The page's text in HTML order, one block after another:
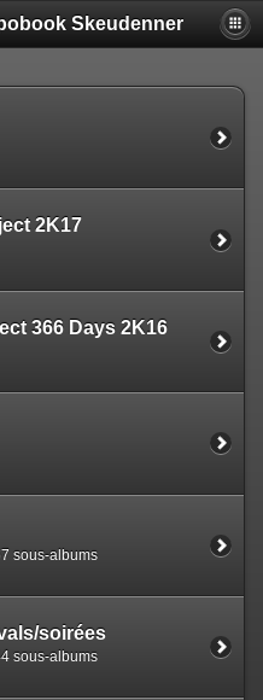
Skeudenner
2K17
366 Days 2K16
sous-albums
soirées
sous-albums